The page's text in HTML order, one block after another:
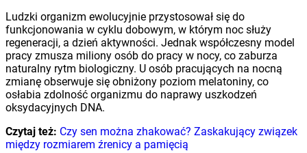
Ludzki organizm ewolucyjnie przystosował się do
funkcjonowania w cyklu dobowym, w którym noc służy
regeneracji, a dzień aktywności. Jednak współczesny model
pracy zmusza miliony osób do pracy w nocy, co zaburza
naturalny rytm biologiczny. U osób pracujących na nocną
zmianę obserwuje się obniżony poziom melatoniny, co
osłabia zdolność organizmu do naprawy uszkodzeń
oksydacyjnych DNA.
Czytaj też: Czy sen można zhakować? Zaskakujący związek
między rozmiarem źrenicy a pamięcią